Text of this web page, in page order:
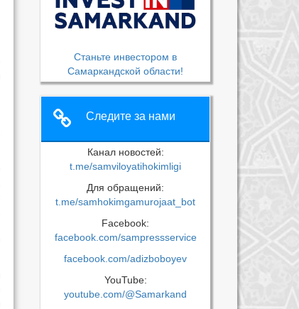
Станьте инвестором в
Самаркандской области!
Следите за нами
Канал новостей:
t.me/samviloyatihokimligi
Для обращений:
t.me/samhokimgamurojaat_bot
Facebook:
facebook.com/sampressservice
facebook.com/adizboboyev
YouTube:
youtube.com/@Samarkand